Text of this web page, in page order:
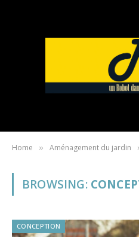
Home » Aménagement du jardin
BROWSING:
CONCEPTION